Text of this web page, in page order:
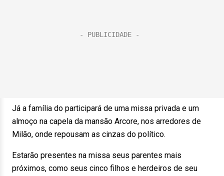
Já a família do participará de uma missa privada e um
almoço na capela da mansão Arcore, nos arredores de
Milão, onde repousam as cinzas do político.
Estarão presentes na missa seus parentes mais
próximos, como seus cinco filhos e herdeiros de seu